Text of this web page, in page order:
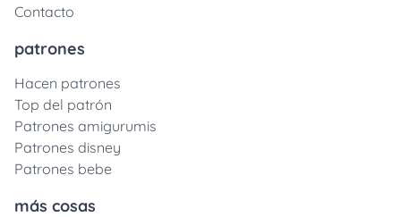
Contacto
patrones
Hacen patrones
Top del patrón
Patrones amigurumis
Patrones disney
Patrones bebe
más cosas